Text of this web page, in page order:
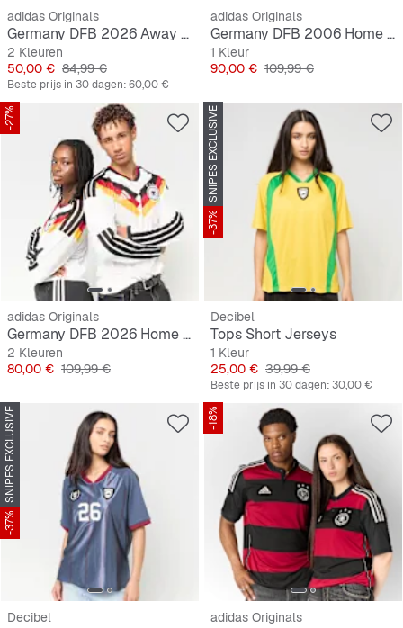
adidas Originals
Germany DFB 2026 Away Jersey, cropped
2 Kleuren
Prijs
50,00 € Originele Prijs
84,99 €
Beste prijs in 30 dagen:60,00 €
adidas Originals
Germany DFB 2006 Home Jersey
1 Kleur
Prijs
90,00 € Originele Prijs
109,99 €
-27%
adidas Originals
Germany DFB 2026 Home Jersey, longsleeve
2 Kleuren
Prijs
80,00 € Originele Prijs
109,99 €
SNIPES EXCLUSIVE
-37%
Decibel
Tops Short Jerseys
1 Kleur
Prijs
25,00 € Originele Prijs
39,99 €
Beste prijs in 30 dagen:30,00 €
SNIPES EXCLUSIVE
-37%
Decibel
-18%
adidas Originals